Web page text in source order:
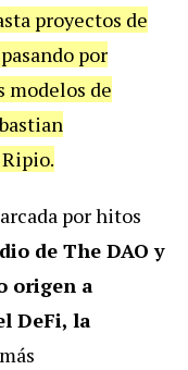
proyectos de
por
modelos de
por hitos
de The DAO y
origen a
DeFi, la